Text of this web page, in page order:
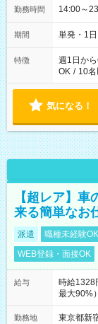
勤務時間 14:00～
期間 単発・1日
特徴 週1日か
OK / 10
気になる！
【超レア】
来る簡単なお
派遣 職種未経験OK
WEB登録・面接OK
給与
時給1328
最大90%）
勤務地 東京都新